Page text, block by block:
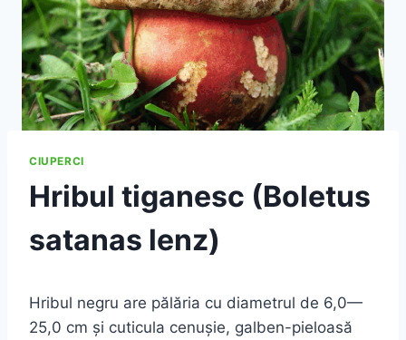
CIUPERCI
Hribul tiganesc (Boletus
satanas lenz)
Hribul negru are pălăria cu diametrul de 6,0—
25,0 cm şi cuticula cenuşie, galben-pieloasă